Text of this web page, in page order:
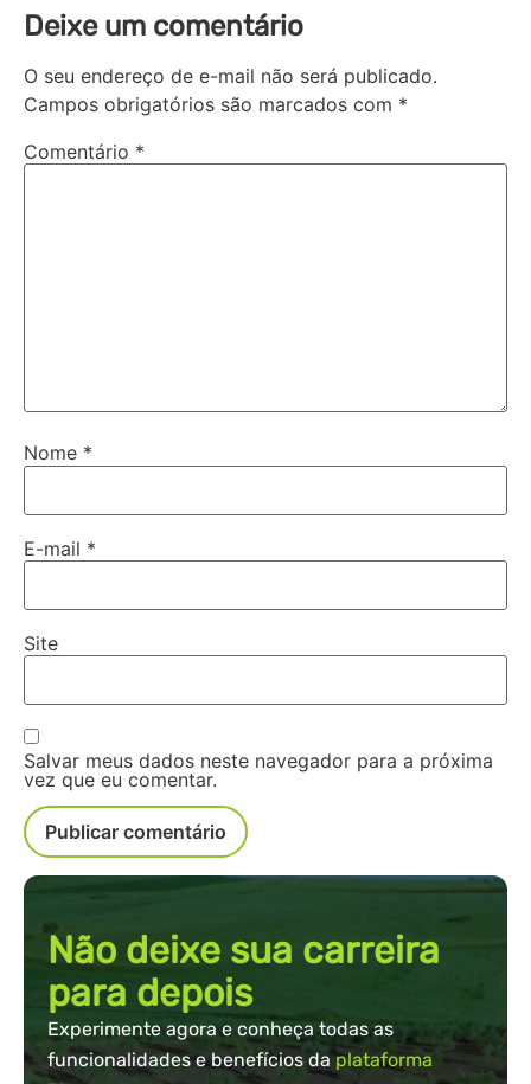
Deixe um comentário
O seu endereço de e-mail não será publicado.
Campos obrigatórios são marcados com *
Comentário *
Nome *
E-mail *
Site
Salvar meus dados neste navegador para a próxima
vez que eu comentar.
Não deixe sua carreira
para depois
Experimente agora e conheça todas as
funcionalidades e benefícios daplataforma